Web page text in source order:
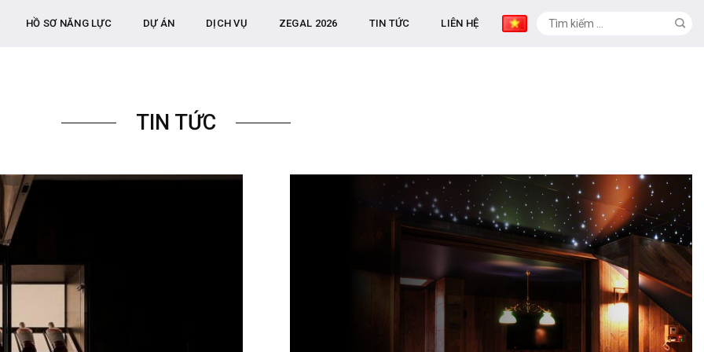
HỒ SƠ NĂNG LỰC DỰ ÁN DỊCH VỤ ZEGAL 2026 TIN TỨC LIÊN HỆ
TIN TỨC